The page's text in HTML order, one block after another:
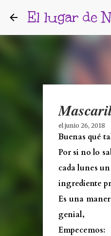
El lugar de
el junio 26, 2018
Buenas qué
Por si no lo
cada lunes
ingrediente
Es una
genial,
Empecemos: